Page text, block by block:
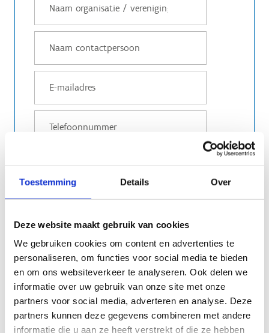
Toestemming Details Over
Deze website maakt gebruik van cookies
We gebruiken cookies om content en advertenties te
personaliseren, om functies voor social media te bieden
en om ons websiteverkeer te analyseren. Ook delen we
informatie over uw gebruik van onze site met onze
partners voor social media, adverteren en analyse. Deze
partners kunnen deze gegevens combineren met andere
informatie die u aan ze heeft verstrekt of die ze hebben